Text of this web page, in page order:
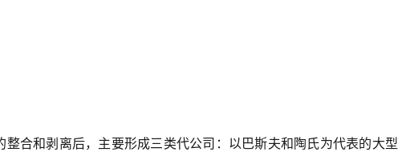
合和剥离后，主要形成三类代公司：以巴斯夫和陶氏为代表的大